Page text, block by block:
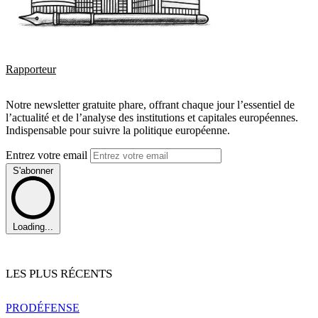
Rapporteur
Notre newsletter gratuite phare, offrant chaque jour l’essentiel de
l’actualité et de l’analyse des institutions et capitales européennes.
Indispensable pour suivre la politique européenne.
Entrez votre email
S'abonner
Loading...
LES PLUS RÉCENTS
PRODÉFENSE